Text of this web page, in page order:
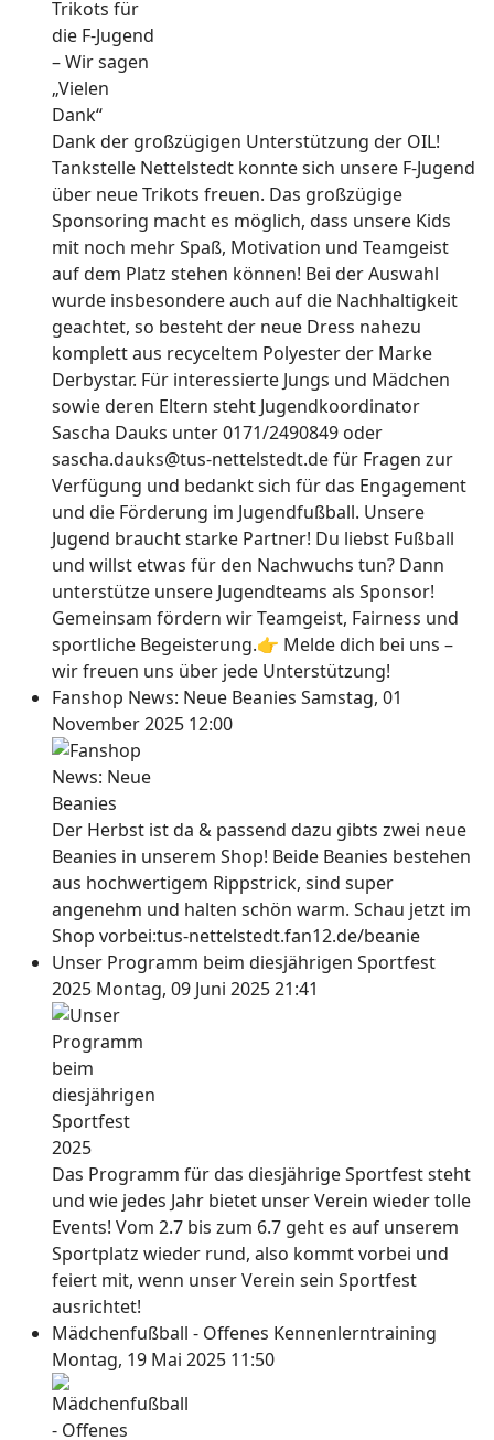
Dank der großzügigen Unterstützung der OIL!
Tankstelle Nettelstedt konnte sich unsere F-Jugend
über neue Trikots freuen. Das großzügige
Sponsoring macht es möglich, dass unsere Kids
mit noch mehr Spaß, Motivation und Teamgeist
auf dem Platz stehen können! Bei der Auswahl
wurde insbesondere auch auf die Nachhaltigkeit
geachtet, so besteht der neue Dress nahezu
komplett aus recyceltem Polyester der Marke
Derbystar. Für interessierte Jungs und Mädchen
sowie deren Eltern steht Jugendkoordinator
Sascha Dauks unter 0171/2490849 oder
sascha.dauks@tus-nettelstedt.de für Fragen zur
Verfügung und bedankt sich für das Engagement
und die Förderung im Jugendfußball. Unsere
Jugend braucht starke Partner! Du liebst Fußball
und willst etwas für den Nachwuchs tun? Dann
unterstütze unsere Jugendteams als Sponsor!
Gemeinsam fördern wir Teamgeist, Fairness und
sportliche Begeisterung.👉 Melde dich bei uns –
wir freuen uns über jede Unterstützung!
Fanshop News: Neue Beanies Samstag, 01
November 2025 12:00
Der Herbst ist da & passend dazu gibts zwei neue
Beanies in unserem Shop! Beide Beanies bestehen
aus hochwertigem Rippstrick, sind super
angenehm und halten schön warm. Schau jetzt im
Shop vorbei:tus-nettelstedt.fan12.de/beanie
Unser Programm beim diesjährigen Sportfest
2025 Montag, 09 Juni 2025 21:41
Das Programm für das diesjährige Sportfest steht
und wie jedes Jahr bietet unser Verein wieder tolle
Events! Vom 2.7 bis zum 6.7 geht es auf unserem
Sportplatz wieder rund, also kommt vorbei und
feiert mit, wenn unser Verein sein Sportfest
ausrichtet!
Mädchenfußball - Offenes Kennenlerntraining
Montag, 19 Mai 2025 11:50